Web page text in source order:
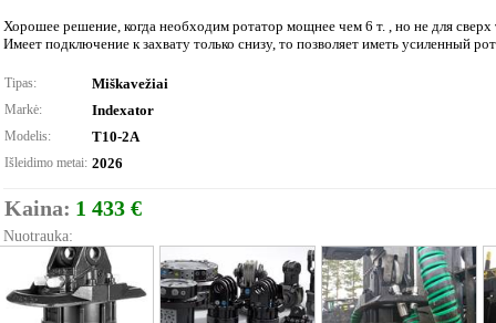
Хорошее решение, когда необходим ротатор мощнее чем 6 т. , но не для
Имеет подключение к захвату только снизу, то позволяет иметь усиленный
Tipas: Miškavežiai
Markė: Indexator
Modelis: T10-2A
Išleidimo metai: 2026
Kaina: 1 433 €
Nuotrauka: